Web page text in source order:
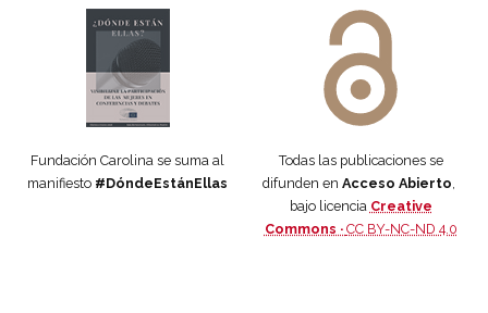
Fundación Carolina se suma al
manifiesto #DóndeEstánEllas
Todas las publicaciones se
difunden en Acceso Abierto
bajo licencia Creative
Commons · CC BY-NC-ND 4.0